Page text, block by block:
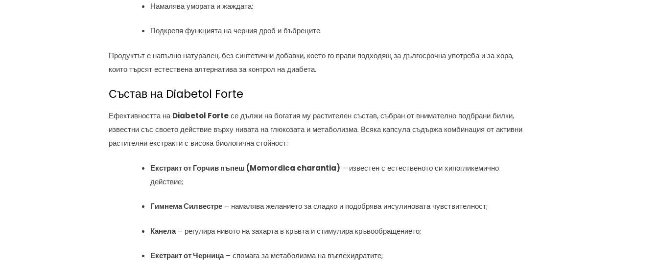
Намалява умората и жаждата;
Подкрепя функцията на черния дроб и бъбреците.
Продуктът е напълно натурален, без синтетични добавки, което го прави подходящ за дългосрочна употреба и за хора,
които търсят естествена алтернатива за контрол на диабета.
Състав на Diabetol Forte
Ефективността наDiabetol Forteсе дължи на богатия му растителен състав, събран от внимателно подбрани билки,
известни със своето действие върху нивата на глюкозата и метаболизма. Всяка капсула съдържа комбинация от активни
растителни екстракти с висока биологична стойност:
Екстракт от Горчив пъпеш (Momordica charantia) – известен с естественото си хипогликемично
действие;
Гимнема Силвестре – намалява желанието за сладко и подобрява инсулиновата чувствителност;
Канела– регулира нивото на захарта в кръвта и стимулира кръвообращението;
Екстракт от Черница– спомага за метаболизма на въглехидратите;